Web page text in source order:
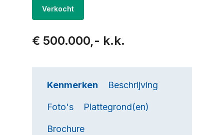
Verkocht
€ 500.000,- k.k.
Kenmerken Beschrijving
Foto's Plattegrond(en)
Brochure